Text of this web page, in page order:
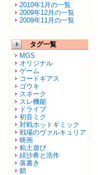
2010年1月の一覧
2009年12月の一覧
2009年11月の一覧
タグ一覧
MGS
オリジナル
ゲーム
コードギアス
ゴウキ
スネーク
スレ機能
ドライブ
初音ミク
対戦ホットギミック
戦場のヴァルキュリア
映画
粘土遊び
緋沙希と浩作
落書き
鎖